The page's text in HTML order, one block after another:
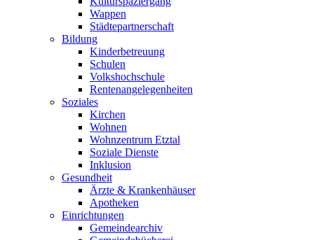
Wappen
Städtepartnerschaft
Bildung
Kinderbetreuung
Schulen
Volkshochschule
Rentenangelegenheiten
Soziales
Kirchen
Wohnen
Wohnzentrum Etztal
Soziale Dienste
Inklusion
Gesundheit
Ärzte & Krankenhäuser
Apotheken
Einrichtungen
Gemeindearchiv